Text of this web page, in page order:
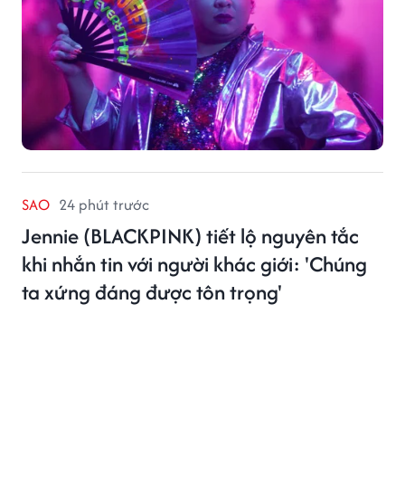
SAO 24 phút trước
Jennie (BLACKPINK) tiết lộ nguyên tắc
khi nhắn tin với người khác giới: 'Chúng
ta xứng đáng được tôn trọng'